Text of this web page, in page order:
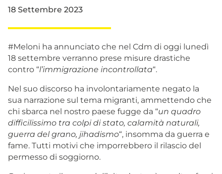
18 Settembre 2023
#Meloni ha annunciato che nel Cdm di oggi lunedì
18 settembre verranno prese misure drastiche
contro “l’immigrazione incontrollata“.
Nel suo discorso ha involontariamente negato la
sua narrazione sul tema migranti, ammettendo che
chi sbarca nel nostro paese fugge da “un quadro
difficilissimo tra colpi di stato, calamità naturali,
guerra del grano, jihadismo“, insomma da guerra e
fame. Tutti motivi che imporrebbero il rilascio del
permesso di soggiorno.